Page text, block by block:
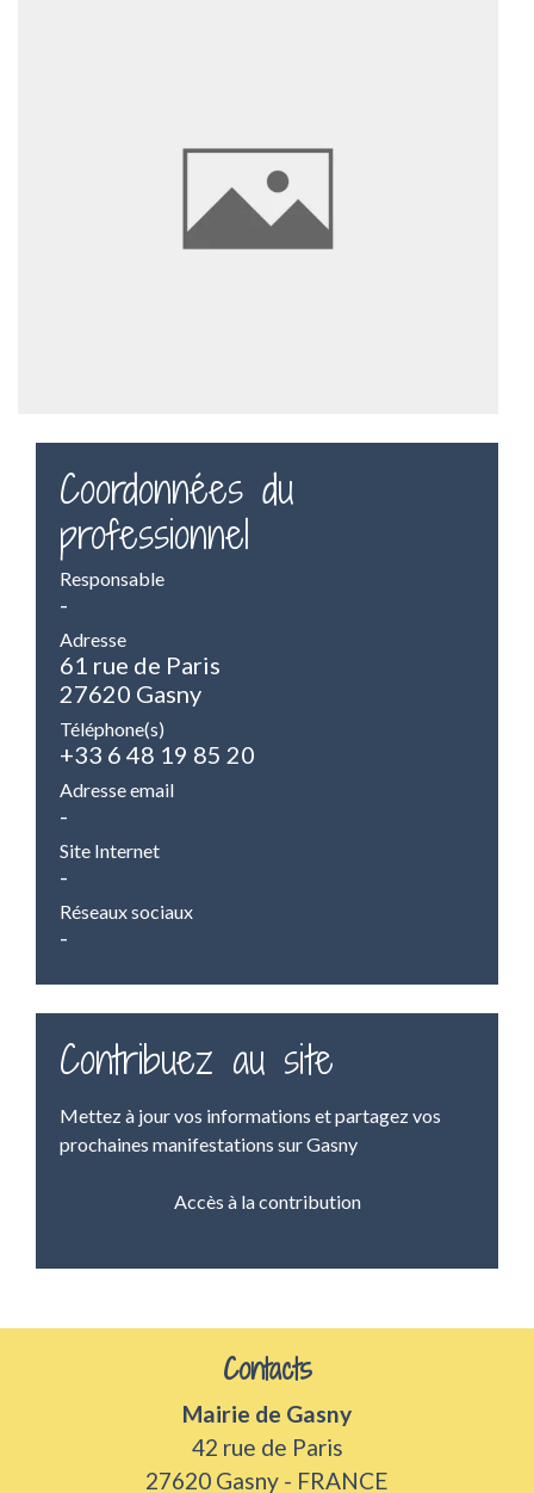
Coordonnées du
professionnel
Responsable
-
Adresse
61 rue de Paris
27620 Gasny
Téléphone(s)
+33 6 48 19 85 20
Adresse email
-
Site Internet
-
Réseaux sociaux
-
Contribuez au site
Mettez à jour vos informations et partagez vos
prochaines manifestations sur Gasny
Accès à la contribution
Contacts
Mairie de Gasny
42 rue de Paris
27620 Gasny - FRANCE